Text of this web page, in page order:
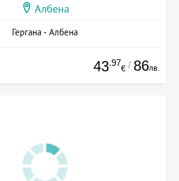
Албена
Гергана - Албена
43.97
€ / 86лв.